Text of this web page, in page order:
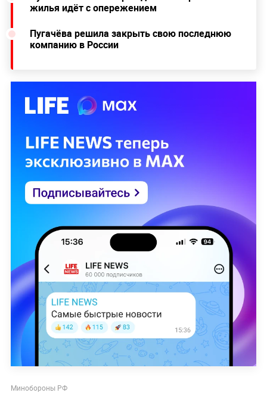
жилья идёт с опережением
Пугачёва решила закрыть свою последнюю
компанию в России
Минобороны РФ